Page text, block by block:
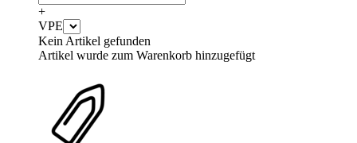
+
VPE
Kein Artikel gefunden
Artikel wurde zum Warenkorb hinzugefügt